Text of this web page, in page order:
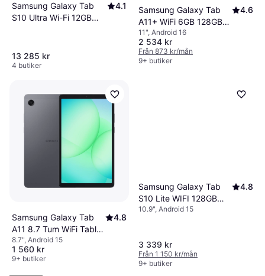
Samsung Galaxy Tab
S10 Ultra Wi-Fi 12GB
4.1
13 285 kr
4 butiker
Samsung Galaxy Tab
A11+ WiFi 6GB 128GB
Grey
4.6
11", Android 16
2 534 kr
Från 873 kr/mån
9+ butiker
Samsung Galaxy Tab
A11 8.7 Tum WiFi Tablet
4GB RAM 64GB Grå
4.8
8.7", Android 15
1 560 kr
9+ butiker
Samsung Galaxy Tab
S10 Lite WIFI 128GB
Gray
4.8
10.9", Android 15
3 339 kr
Från 1 150 kr/mån
9+ butiker